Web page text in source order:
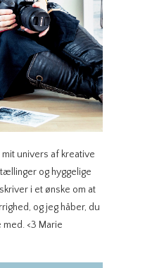
univers af kreative
og hyggelige
i et ønske om at
og jeg håber, du
<3 Marie